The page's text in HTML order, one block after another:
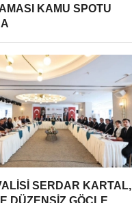
KAMU SPOTU
SERDAR KARTAL,
DÜZENSİZ GÖÇLE